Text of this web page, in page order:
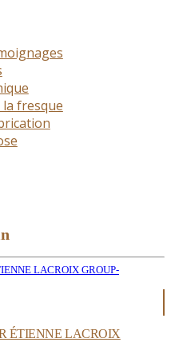
fresque
ÉTIENNE LACROIX